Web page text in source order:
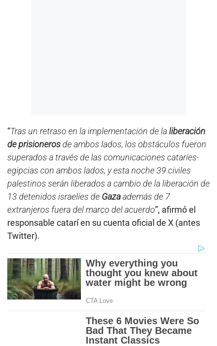
“Tras un retraso en la implementación de laliberación
de prisionerosde ambos lados, los obstáculos fueron
superados a través de las comunicaciones cataríes-
egipcias con ambos lados, y esta noche 39 civiles
palestinos serán liberados a cambio de la liberación de
13 detenidos israelíes de Gazaademás de 7
extranjeros fuera del marco del acuerdo”, afirmó el
responsable catarí en su cuenta oficial de X (antes
Twitter).